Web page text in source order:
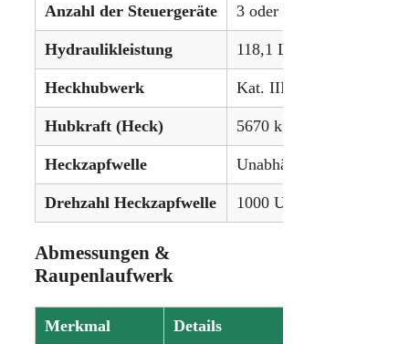
Anzahl der Steuergeräte 3 oder 4
Hydraulikleistung 118,1 L/min (31,2 gpm)
Heckhubwerk Kat. III/II
Hubkraft (Heck) 5670 kg (12.500 lbs) /
Heckzapfwelle Unabhängig,
Drehzahl Heckzapfwelle 1000 U/min bei 1900
Abmessungen &
Raupenlaufwerk
Merkmal Details